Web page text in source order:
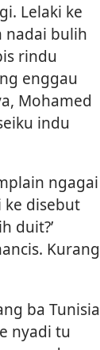
Lelaki ke
nadai bulih
rindu
enggau
Mohamed
indu
ngagai
ke disebut
duit?’
Kurang
ba Tunisia
nyadi tu